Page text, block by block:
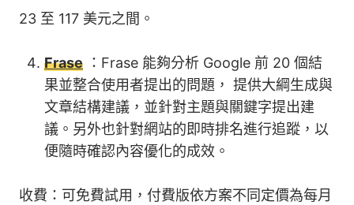
23 至 117 美元之間。
Frase ：Frase 能夠分析 Google 前 20 個結
果並整合使用者提出的問題， 提供大綱生成與
文章結構建議，並針對主題與關鍵字提出建
議。另外也針對網站的即時排名進行追蹤，以
便隨時確認內容優化的成效。
收費：可免費試用，付費版依方案不同定價為每月